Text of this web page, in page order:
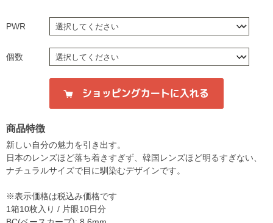
PWR
個数
商品特徴
新しい自分の魅力を引き出す。
日本のレンズほど落ち着きすぎず、韓国レンズほど明るすぎない、
ナチュラルサイズで目に馴染むデザインです。
※表示価格は税込み価格です
1箱10枚入り / 片眼10日分